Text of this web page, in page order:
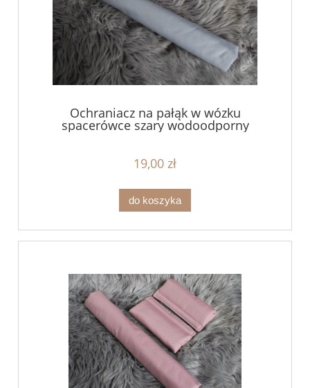
Ochraniacz na pałąk w wózku
spacerówce szary wodoodporny
19,00 zł
do koszyka